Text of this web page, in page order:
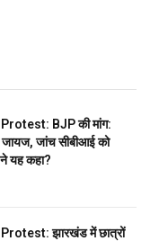
BJP की मांग:
जायज, जांच सीबीआई को
यह कहा?
झारखंड में छात्रों